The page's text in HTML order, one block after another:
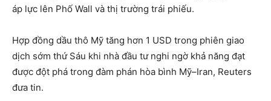
áp lực lên Phố Wall và thị trường trái phiếu.
Hợp đồng dầu thô Mỹ tăng hơn 1 USD trong phiên giao
dịch sớm thứ Sáu khi nhà đầu tư nghi ngờ khả năng đạt
được đột phá trong đàm phán hòa bình Mỹ–Iran, Reuters
đưa tin.